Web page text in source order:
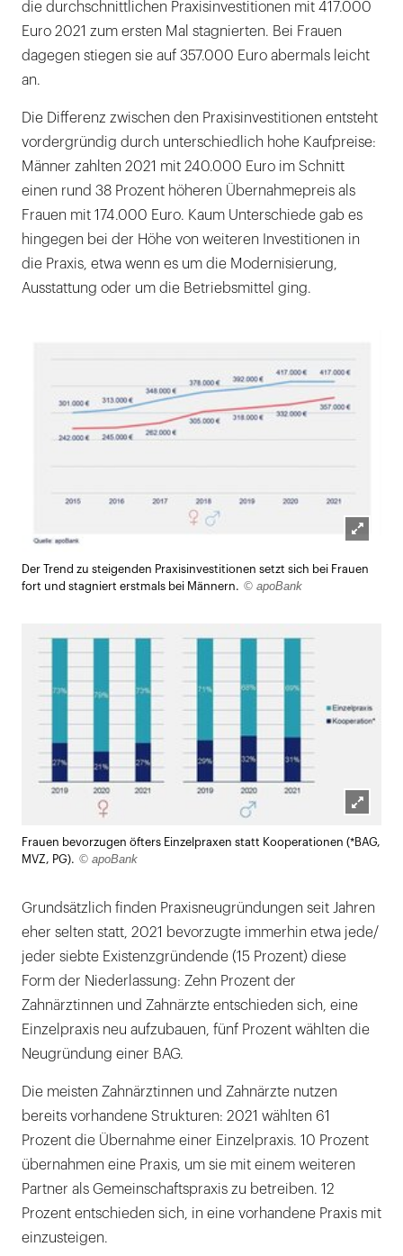
die durchschnittlichen Praxisinvestitionen mit 417.000
Euro 2021 zum ersten Mal stagnierten. Bei Frauen
dagegen stiegen sie auf 357.000 Euro abermals leicht
an.
Die Differenz zwischen den Praxisinvestitionen entsteht
vordergründig durch unterschiedlich hohe Kaufpreise:
Männer zahlten 2021 mit 240.000 Euro im Schnitt
einen rund 38 Prozent höheren Übernahmepreis als
Frauen mit 174.000 Euro. Kaum Unterschiede gab es
hingegen bei der Höhe von weiteren Investitionen in
die Praxis, etwa wenn es um die Modernisierung,
Ausstattung oder um die Betriebsmittel ging.
öffnen
Der Trend zu steigenden Praxisinvestitionen setzt sich bei Frauen
fort und stagniert erstmals bei Männern. © apoBank
öffnen
Frauen bevorzugen öfters Einzelpraxen statt Kooperationen (*BAG,
MVZ, PG). © apoBank
Grundsätzlich finden Praxisneugründungen seit Jahren
eher selten statt, 2021 bevorzugte immerhin etwa jede/
jeder siebte Existenzgründende (15 Prozent) diese
Form der Niederlassung: Zehn Prozent der
Zahnärztinnen und Zahnärzte entschieden sich, eine
Einzelpraxis neu aufzubauen, fünf Prozent wählten die
Neugründung einer BAG.
Die meisten Zahnärztinnen und Zahnärzte nutzen
bereits vorhandene Strukturen: 2021 wählten 61
Prozent die Übernahme einer Einzelpraxis. 10 Prozent
übernahmen eine Praxis, um sie mit einem weiteren
Partner als Gemeinschaftspraxis zu betreiben. 12
Prozent entschieden sich, in eine vorhandene Praxis mit
einzusteigen.